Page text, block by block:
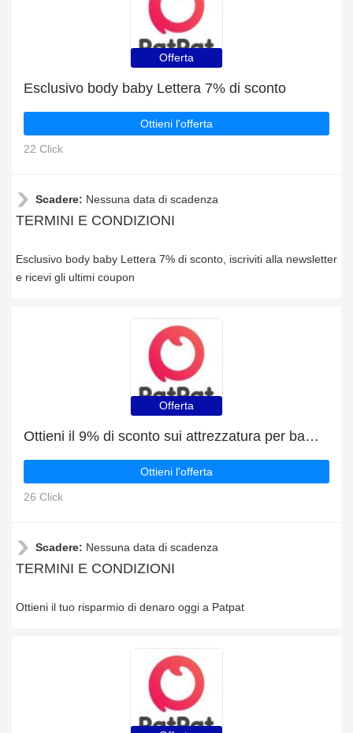
Offerta
Esclusivo body baby Lettera 7% di sconto
Ottieni l'offerta
22 Click
Scadere: Nessuna data di scadenza
TERMINI E CONDIZIONI
Esclusivo body baby Lettera 7% di sconto, iscriviti alla newsletter
e ricevi gli ultimi coupon
Offerta
Ottieni il 9% di sconto sui attrezzatura per bambini
Ottieni l'offerta
26 Click
Scadere: Nessuna data di scadenza
TERMINI E CONDIZIONI
Ottieni il tuo risparmio di denaro oggi a Patpat